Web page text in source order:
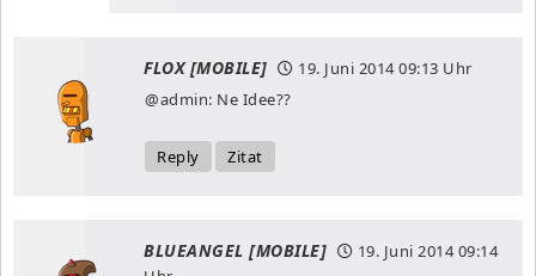
FLOX [MOBILE] 19. Juni 201409:13 Uhr
@admin: Ne Idee??
Reply Zitat
BLUEANGEL [MOBILE] 19. Juni 201409:14